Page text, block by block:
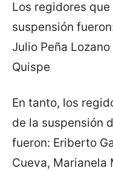
Los regidores
suspensión
Julio Peña
Quispe
En tanto, los
de la suspensión
fueron: Eriberto
Cueva, Marianela